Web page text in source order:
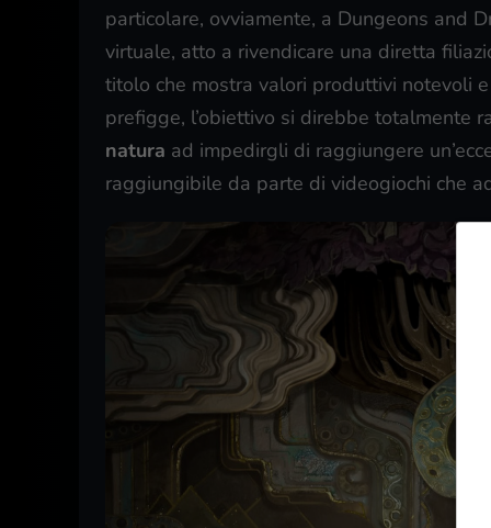
particolare, ovviamente, a Dungeons and
virtuale, atto a rivendicare una diretta
titolo che mostra valori produttivi notevoli
prefigge, l’obiettivo si direbbe totalmente
natura ad impedirgli di raggiungere
raggiungibile da parte di videogiochi che